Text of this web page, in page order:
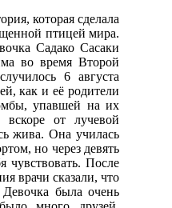
которая сделала
птицей мира.
Садако Сасаки
во время Второй
6 августа
как и её родители
упавшей на их
от лучевой
жива. Она училась
но через девять
чувствовать. После
врачи сказали, что
Девочка была очень